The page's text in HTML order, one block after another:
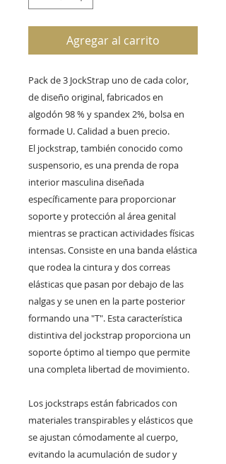
Agregar al carrito
Pack de 3 JockStrap uno de cada color,
de diseño original, fabricados en
algodón 98 % y spandex 2%, bolsa en
formade U. Calidad a buen precio.
El jockstrap, también conocido como
suspensorio, es una prenda de ropa
interior masculina diseñada
específicamente para proporcionar
soporte y protección al área genital
mientras se practican actividades físicas
intensas. Consiste en una banda elástica
que rodea la cintura y dos correas
elásticas que pasan por debajo de las
nalgas y se unen en la parte posterior
formando una "T". Esta característica
distintiva del jockstrap proporciona un
soporte óptimo al tiempo que permite
una completa libertad de movimiento.
Los jockstraps están fabricados con
materiales transpirables y elásticos que
se ajustan cómodamente al cuerpo,
evitando la acumulación de sudor y